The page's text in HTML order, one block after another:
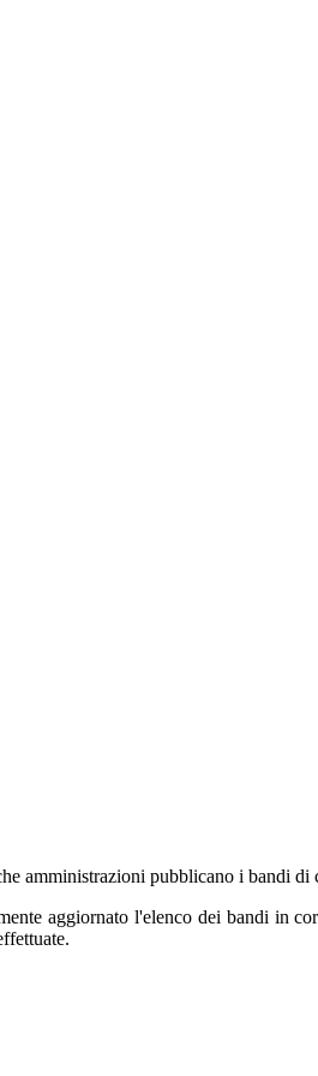
amministrazioni pubblicano i bandi
aggiornato l'elenco dei bandi in